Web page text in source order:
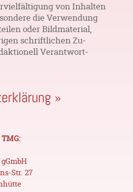
von Inhal­ten
die Verwen­dung
oder Bild­material,
schrift­lichen Zu­
Verantwort­
»
Str. 27